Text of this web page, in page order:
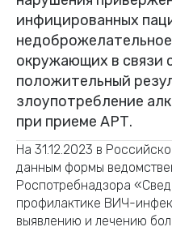
инфицированных
окружающих в связи
положительный
злоупотребление
при приеме АРТ.
На 31.12.2023 в
данным формы
Роспотребнадзора
профилактике ВИЧ-
выявлению и лечению